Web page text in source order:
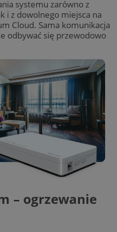
systemu zarówno z
i z dowolnego miejsca na
Cloud. Sama komunikacja
odbywać się przewodowo
– ogrzewanie